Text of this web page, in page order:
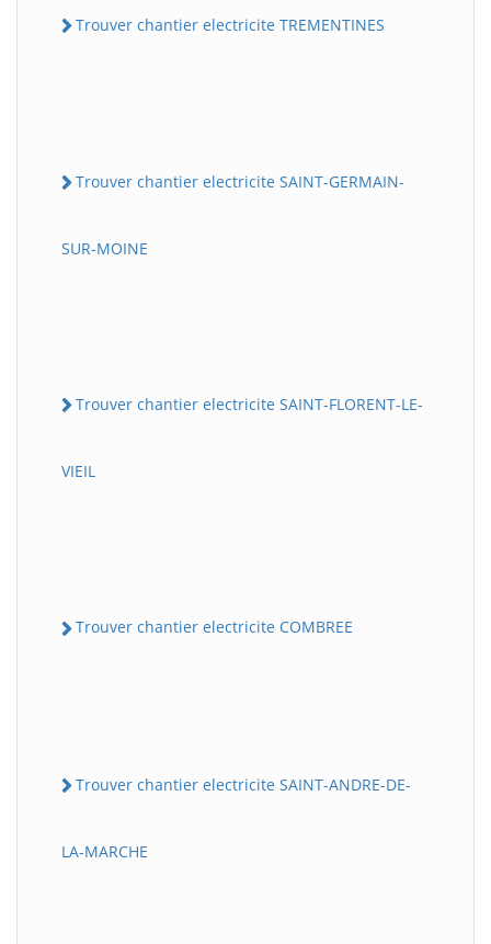
Trouver chantier electricite TREMENTINES
Trouver chantier electricite SAINT-GERMAIN-
SUR-MOINE
Trouver chantier electricite SAINT-FLORENT-LE-
VIEIL
Trouver chantier electricite COMBREE
Trouver chantier electricite SAINT-ANDRE-DE-
LA-MARCHE